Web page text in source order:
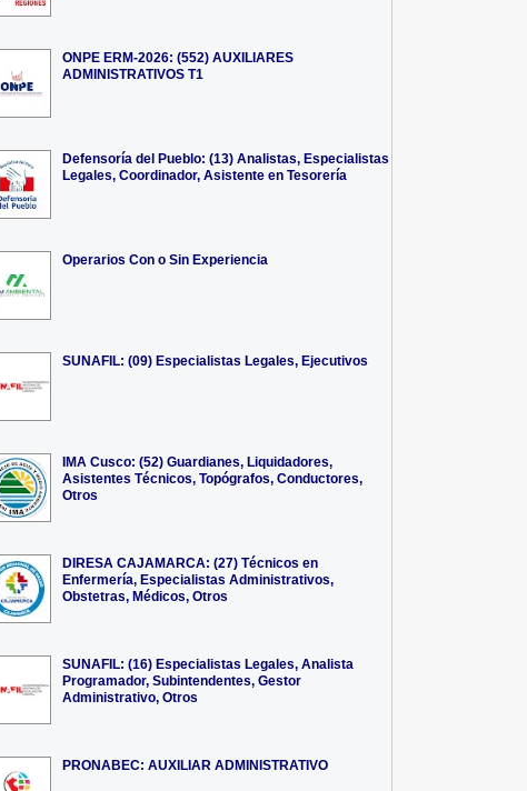
ONPE ERM-2026: (552) AUXILIARES
ADMINISTRATIVOS T1
Defensoría del Pueblo: (13) Analistas, Especialistas
Legales, Coordinador, Asistente en Tesorería
Operarios Con o Sin Experiencia
SUNAFIL: (09) Especialistas Legales, Ejecutivos
IMA Cusco: (52) Guardianes, Liquidadores,
Asistentes Técnicos, Topógrafos, Conductores,
Otros
DIRESA CAJAMARCA: (27) Técnicos en
Enfermería, Especialistas Administrativos,
Obstetras, Médicos, Otros
SUNAFIL: (16) Especialistas Legales, Analista
Programador, Subintendentes, Gestor
Administrativo, Otros
PRONABEC: AUXILIAR ADMINISTRATIVO